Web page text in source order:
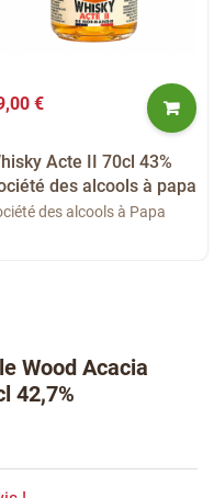
€
Acte II 70cl 43%
des alcools à papa
des alcools à Papa
Wood Acacia
42,7%